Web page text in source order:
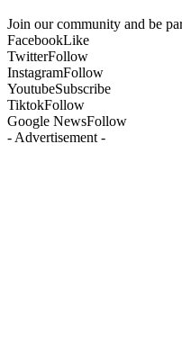
Join our community and be
FacebookLike
TwitterFollow
InstagramFollow
YoutubeSubscribe
TiktokFollow
Google NewsFollow
- Advertisement -